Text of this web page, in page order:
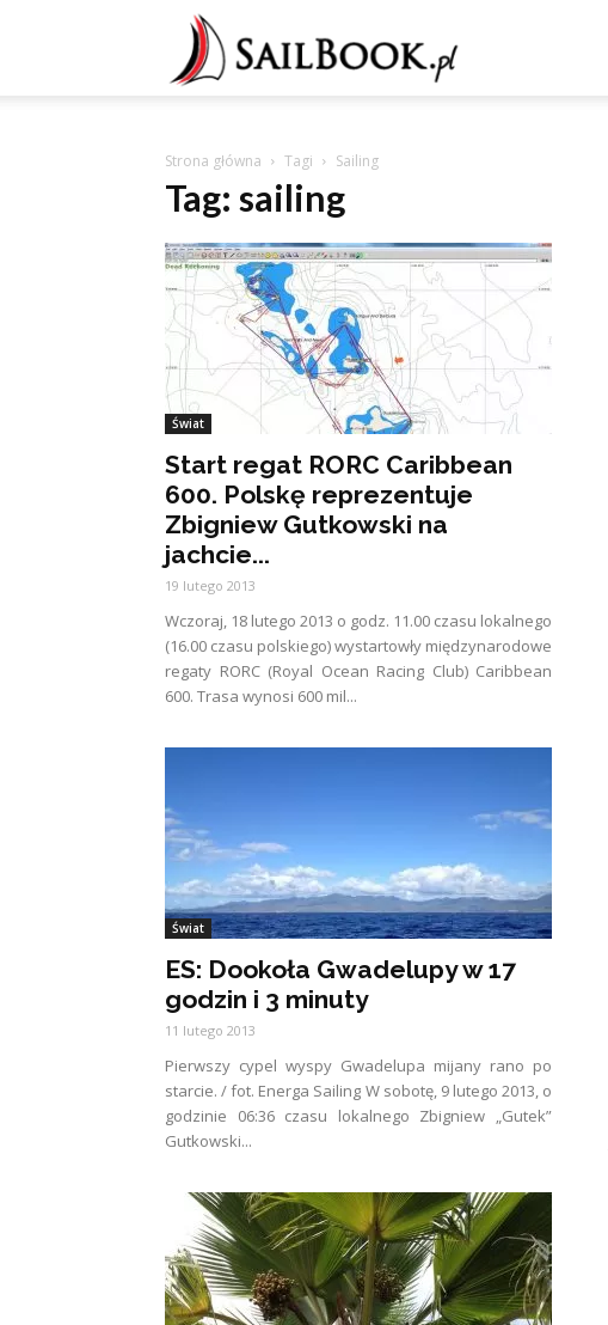
Strona główna Tagi Sailing
Tag: sailing
Świat
Start regat RORC Caribbean
600. Polskę reprezentuje
Zbigniew Gutkowski na
jachcie...
19 lutego 2013
Wczoraj, 18 lutego 2013 o godz. 11.00 czasu lokalnego
(16.00 czasu polskiego) wystartowły międzynarodowe
regaty RORC (Royal Ocean Racing Club) Caribbean
600. Trasa wynosi 600 mil...
Świat
ES: Dookoła Gwadelupy w 17
godzin i 3 minuty
11 lutego 2013
Pierwszy cypel wyspy Gwadelupa mijany rano po
starcie. / fot. Energa Sailing W sobotę, 9 lutego 2013, o
godzinie 06:36 czasu lokalnego Zbigniew „Gutek”
Gutkowski...